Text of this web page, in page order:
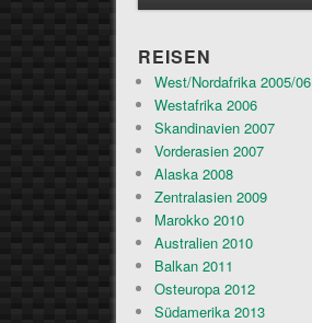
REISEN
West/Nordafrika 2005/06
Westafrika 2006
Skandinavien 2007
Vorderasien 2007
Alaska 2008
Zentralasien 2009
Marokko 2010
Australien 2010
Balkan 2011
Osteuropa 2012
Südamerika 2013